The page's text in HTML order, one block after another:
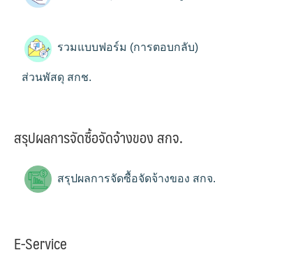
รวมแบบฟอร์ม (การตอบกลับ)
ส่วนพัสดุ สกช.
สรุปผลการจัดซื้อจัดจ้างของ สกจ.
สรุปผลการจัดซื้อจัดจ้างของ สกจ.
E-Service